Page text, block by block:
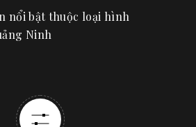
nổi bật thuộc loại hình
Ninh